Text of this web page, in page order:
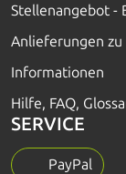
Stellenangebot -
Anlieferungen zu
Informationen
Hilfe, FAQ,
SERVICE
PayPal